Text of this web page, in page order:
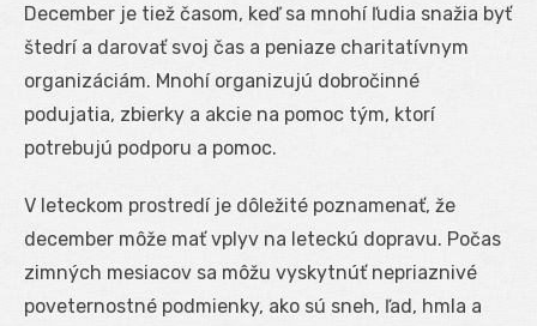
December je tiež časom, keď sa mnohí ľudia snažia byť
štedrí a darovať svoj čas a peniaze charitatívnym
organizáciám. Mnohí organizujú dobročinné
podujatia, zbierky a akcie na pomoc tým, ktorí
potrebujú podporu a pomoc.
V leteckom prostredí je dôležité poznamenať, že
december môže mať vplyv na leteckú dopravu. Počas
zimných mesiacov sa môžu vyskytnúť nepriaznivé
poveternostné podmienky, ako sú sneh, ľad, hmla a